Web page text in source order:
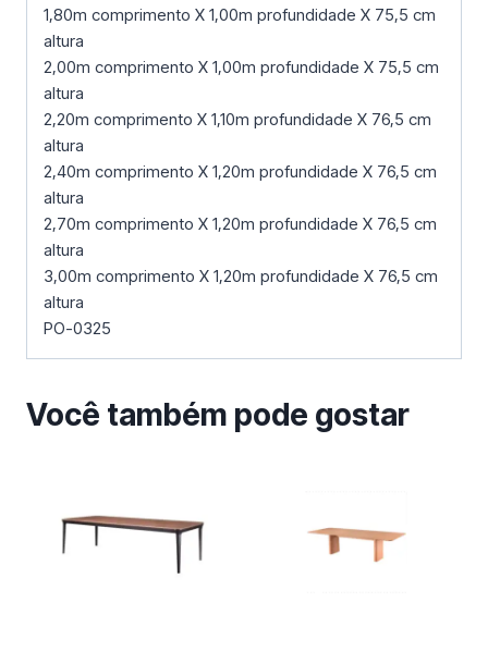
1,80m comprimento X 1,00m profundidade X 75,5 cm
altura
2,00m comprimento X 1,00m profundidade X 75,5 cm
altura
2,20m comprimento X 1,10m profundidade X 76,5 cm
altura
2,40m comprimento X 1,20m profundidade X 76,5 cm
altura
2,70m comprimento X 1,20m profundidade X 76,5 cm
altura
3,00m comprimento X 1,20m profundidade X 76,5 cm
altura
PO-0325
Você também pode gostar